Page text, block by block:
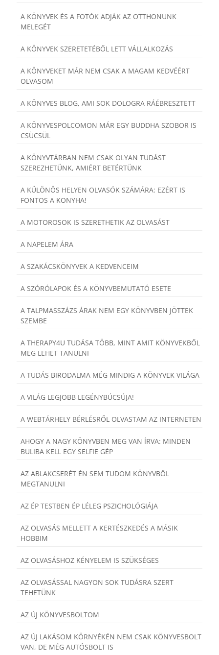
A KÖNYVEK ÉS A FOTÓK ADJÁK AZ OTTHONUNK
MELEGÉT
A KÖNYVEK SZERETETÉBŐL LETT VÁLLALKOZÁS
A KÖNYVEKET MÁR NEM CSAK A MAGAM KEDVÉÉRT
OLVASOM
A KÖNYVES BLOG, AMI SOK DOLOGRA RÁÉBRESZTETT
A KÖNYVESPOLCOMON MÁR EGY BUDDHA SZOBOR IS
CSÜCSÜL
A KÖNYVTÁRBAN NEM CSAK OLYAN TUDÁST
SZEREZHETÜNK, AMIÉRT BETÉRTÜNK
A KÜLÖNÖS HELYEN OLVASÓK SZÁMÁRA: EZÉRT IS
FONTOS A KONYHA!
A MOTOROSOK IS SZERETHETIK AZ OLVASÁST
A NAPELEM ÁRA
A SZAKÁCSKÖNYVEK A KEDVENCEIM
A SZÓRÓLAPOK ÉS A KÖNYVBEMUTATÓ ESETE
A TALPMASSZÁZS ÁRAK NEM EGY KÖNYVBEN JÖTTEK
SZEMBE
A THERAPY4U TUDÁSA TÖBB, MINT AMIT KÖNYVEKBŐL
MEG LEHET TANULNI
A TUDÁS BIRODALMA MÉG MINDIG A KÖNYVEK VILÁGA
A VILÁG LEGJOBB LEGÉNYBÚCSÚJA!
A WEBTÁRHELY BÉRLÉSRŐL OLVASTAM AZ INTERNETEN
AHOGY A NAGY KÖNYVBEN MEG VAN ÍRVA: MINDEN
BULIBA KELL EGY SELFIE GÉP
AZ ABLAKCSERÉT ÉN SEM TUDOM KÖNYVBŐL
MEGTANULNI
AZ ÉP TESTBEN ÉP LÉLEG PSZICHOLÓGIÁJA
AZ OLVASÁS MELLETT A KERTÉSZKEDÉS A MÁSIK
HOBBIM
AZ OLVASÁSHOZ KÉNYELEM IS SZÜKSÉGES
AZ OLVASÁSSAL NAGYON SOK TUDÁSRA SZERT
TEHETÜNK
AZ ÚJ KÖNYVESBOLTOM
AZ ÚJ LAKÁSOM KÖRNYÉKÉN NEM CSAK KÖNYVESBOLT
VAN, DE MÉG AUTÓSBOLT IS